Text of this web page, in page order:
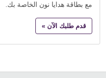
مع بطاقة هدايا نون الخاصة بك.
قدم طلبك الآن »